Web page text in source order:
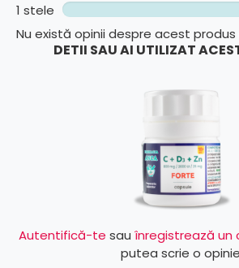
1 stele
Nu există opinii despre acest
DETII SAU AI UTILIZAT
Autentifică-te sau înregistrează un
putea scrie o